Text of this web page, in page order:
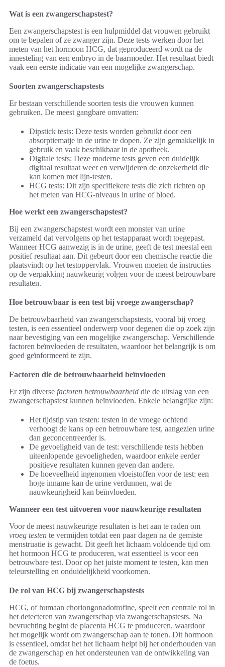
Wat is een zwangerschapstest?
Een zwangerschapstest is een hulpmiddel dat vrouwen gebruikt
om te bepalen of ze zwanger zijn. Deze tests werken door het
meten van het hormoon HCG, dat geproduceerd wordt na de
innesteling van een embryo in de baarmoeder. Het resultaat biedt
vaak een eerste indicatie van een mogelijke zwangerschap.
Soorten zwangerschapstests
Er bestaan verschillende soorten tests die vrouwen kunnen
gebruiken. De meest gangbare omvatten:
Dipstick tests: Deze tests worden gebruikt door een
absorptiematje in de urine te dopen. Ze zijn gemakkelijk in
gebruik en vaak beschikbaar in de apotheek.
Digitale tests: Deze moderne tests geven een duidelijk
digitaal resultaat weer en verwijderen de onzekerheid die
kan komen met lijn-testen.
HCG tests: Dit zijn specifiekere tests die zich richten op
het meten van HCG-niveaus in urine of bloed.
Hoe werkt een zwangerschapstest?
Bij een zwangerschapstest wordt een monster van urine
verzameld dat vervolgens op het testapparaat wordt toegepast.
Wanneer HCG aanwezig is in de urine, geeft de test meestal een
positief resultaat aan. Dit gebeurt door een chemische reactie die
plaatsvindt op het testoppervlak. Vrouwen moeten de instructies
op de verpakking nauwkeurig volgen voor de meest betrouwbare
resultaten.
Hoe betrouwbaar is een test bij vroege zwangerschap?
De betrouwbaarheid van zwangerschapstests, vooral bij vroeg
testen, is een essentieel onderwerp voor degenen die op zoek zijn
naar bevestiging van een mogelijke zwangerschap. Verschillende
factoren beïnvloeden de resultaten, waardoor het belangrijk is om
goed geïnformeerd te zijn.
Factoren die de betrouwbaarheid beïnvloeden
Er zijn diverse factoren betrouwbaarheid die de uitslag van een
zwangerschapstest kunnen beïnvloeden. Enkele belangrijke zijn:
Het tijdstip van testen: testen in de vroege ochtend
verhoogt de kans op een betrouwbare test, aangezien urine
dan geconcentreerder is.
De gevoeligheid van de test: verschillende tests hebben
uiteenlopende gevoeligheden, waardoor enkele eerder
positieve resultaten kunnen geven dan andere.
De hoeveelheid ingenomen vloeistoffen voor de test: een
hoge inname kan de urine verdunnen, wat de
nauwkeurigheid kan beïnvloeden.
Wanneer een test uitvoeren voor nauwkeurige resultaten
Voor de meest nauwkeurige resultaten is het aan te raden om
vroeg testen te vermijden totdat een paar dagen na de gemiste
menstruatie is gewacht. Dit geeft het lichaam voldoende tijd om
het hormoon HCG te produceren, wat essentieel is voor een
betrouwbare test. Door op het juiste moment te testen, kan men
teleurstelling en onduidelijkheid voorkomen.
De rol van HCG bij zwangerschapstests
HCG, of humaan choriongonadotrofine, speelt een centrale rol in
het detecteren van zwangerschap via zwangerschapstests. Na
bevruchting begint de placenta HCG te produceren, waardoor
het mogelijk wordt om zwangerschap aan te tonen. Dit hormoon
is essentieel, omdat het het lichaam helpt bij het onderhouden van
de zwangerschap en het ondersteunen van de ontwikkeling van
de foetus.